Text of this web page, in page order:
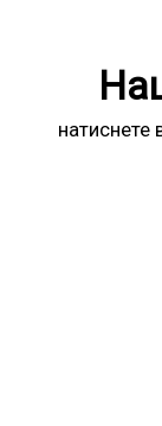
натиснете